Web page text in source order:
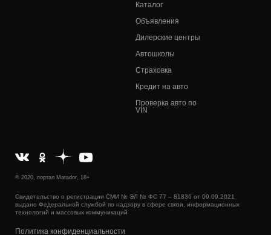
Каталог
Объявления
Дилерские центры
Автошколы
Страховка
Кредит на авто
Проверка авто по
VIN
© 2020, портал Matador, 18+
Свидетельство о регистрации СМИ № ЭЛ № ФС 77 – 81836 от 09.09.2021
выдано Федеральной службой по надзору в сфере связи, информационных
технологий и массовых коммуникаций
Политика конфиденциальности